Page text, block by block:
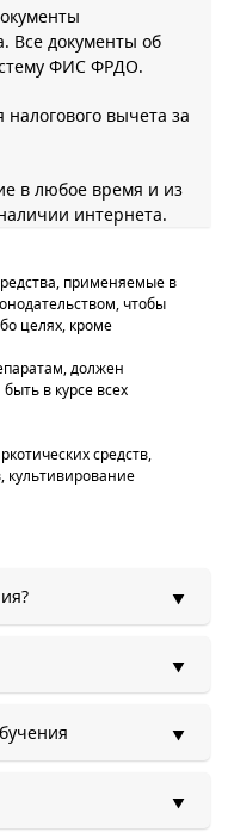
Все документы об
ФИС ФРДО.
вычета за
в любое время и из
интернета.
применяемые в
чтобы
целях, кроме
должен
в курсе всех
средств,
культивирование